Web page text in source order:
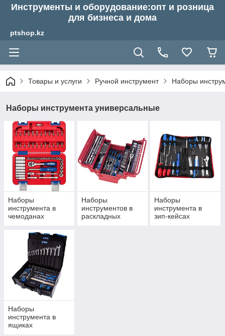
Инструменты и оборудование:опт и розница
для бизнеса и дома
ptshop.kz
Товары и услуги Ручной инструмент Наборы
Наборы инструмента универсальные
Наборы
инструмента в
чемоданах
Наборы
инструментов в
раскладных
Наборы
инструмента в
зип-кейсах
Наборы
инструмента в
ящиках